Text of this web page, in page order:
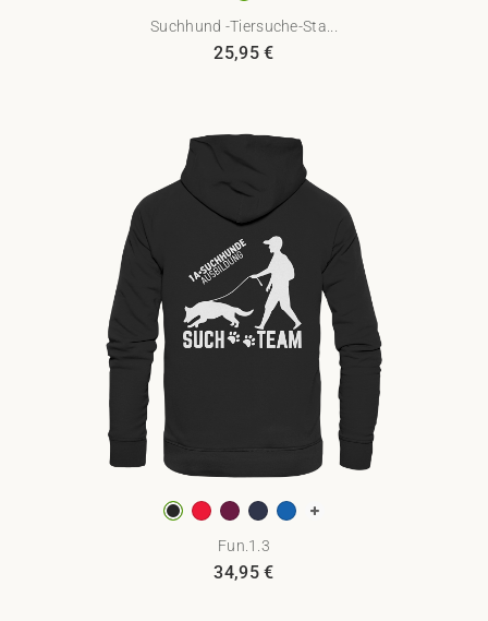
Suchhund -Tiersuche-Sta...
25,95€
Fun.1.3
34,95€